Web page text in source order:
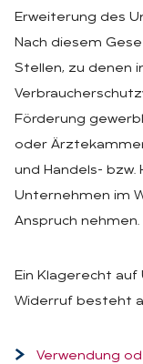
Erweiterung des
Nach diesem
Stellen, zu denen
Förderung
oder
und Handels- bzw.
Unternehmen im
Anspruch nehmen.
Ein Klagerecht
Widerruf besteht
Verwendung